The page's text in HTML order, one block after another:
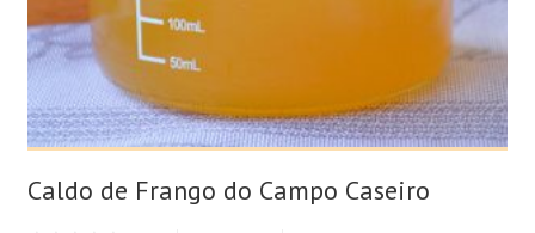
Caldo de Frango do Campo Caseiro